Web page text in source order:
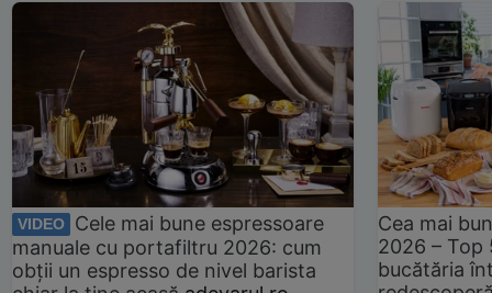
VIDEO
Cele mai bune espressoare
manuale cu portafiltru 2026: cum
obții un espresso de nivel barista
Cea mai
2026 –
bucătăria